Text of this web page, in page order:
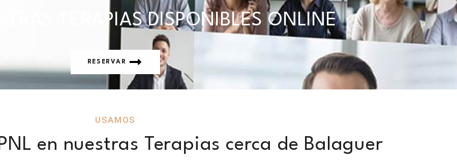
TERAPIAS DISPONIBLES ONLINE
RESERVAR
USAMOS
en nuestras Terapias cerca de Balaguer